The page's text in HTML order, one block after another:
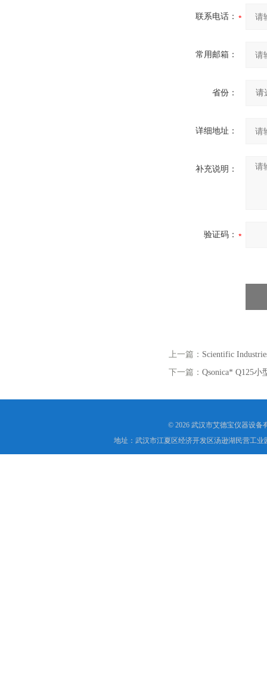
联系电话：
常用邮箱：
省份：
详细地址：
补充说明：
验证码：
上一篇： Scientific
下一篇： Qsonica* Q125
© 2026 武汉市艾德宝仪器设备
地址：武汉市江夏区经济开发区汤逊湖民营工业